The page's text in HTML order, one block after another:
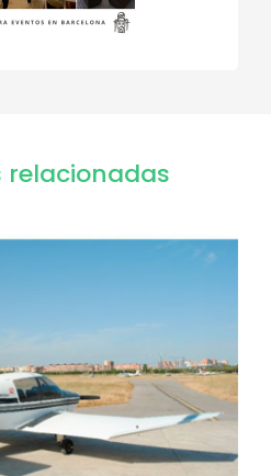
relacionadas